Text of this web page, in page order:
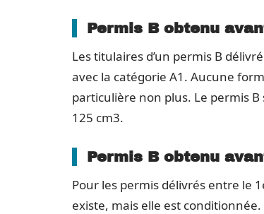
Permis B obtenu
Les titulaires d’un permis B
avec la catégorie A1. Aucune
particulière non plus. Le permis
125 cm3.
Permis B obtenu
Pour les permis délivrés entre le
existe, mais elle est